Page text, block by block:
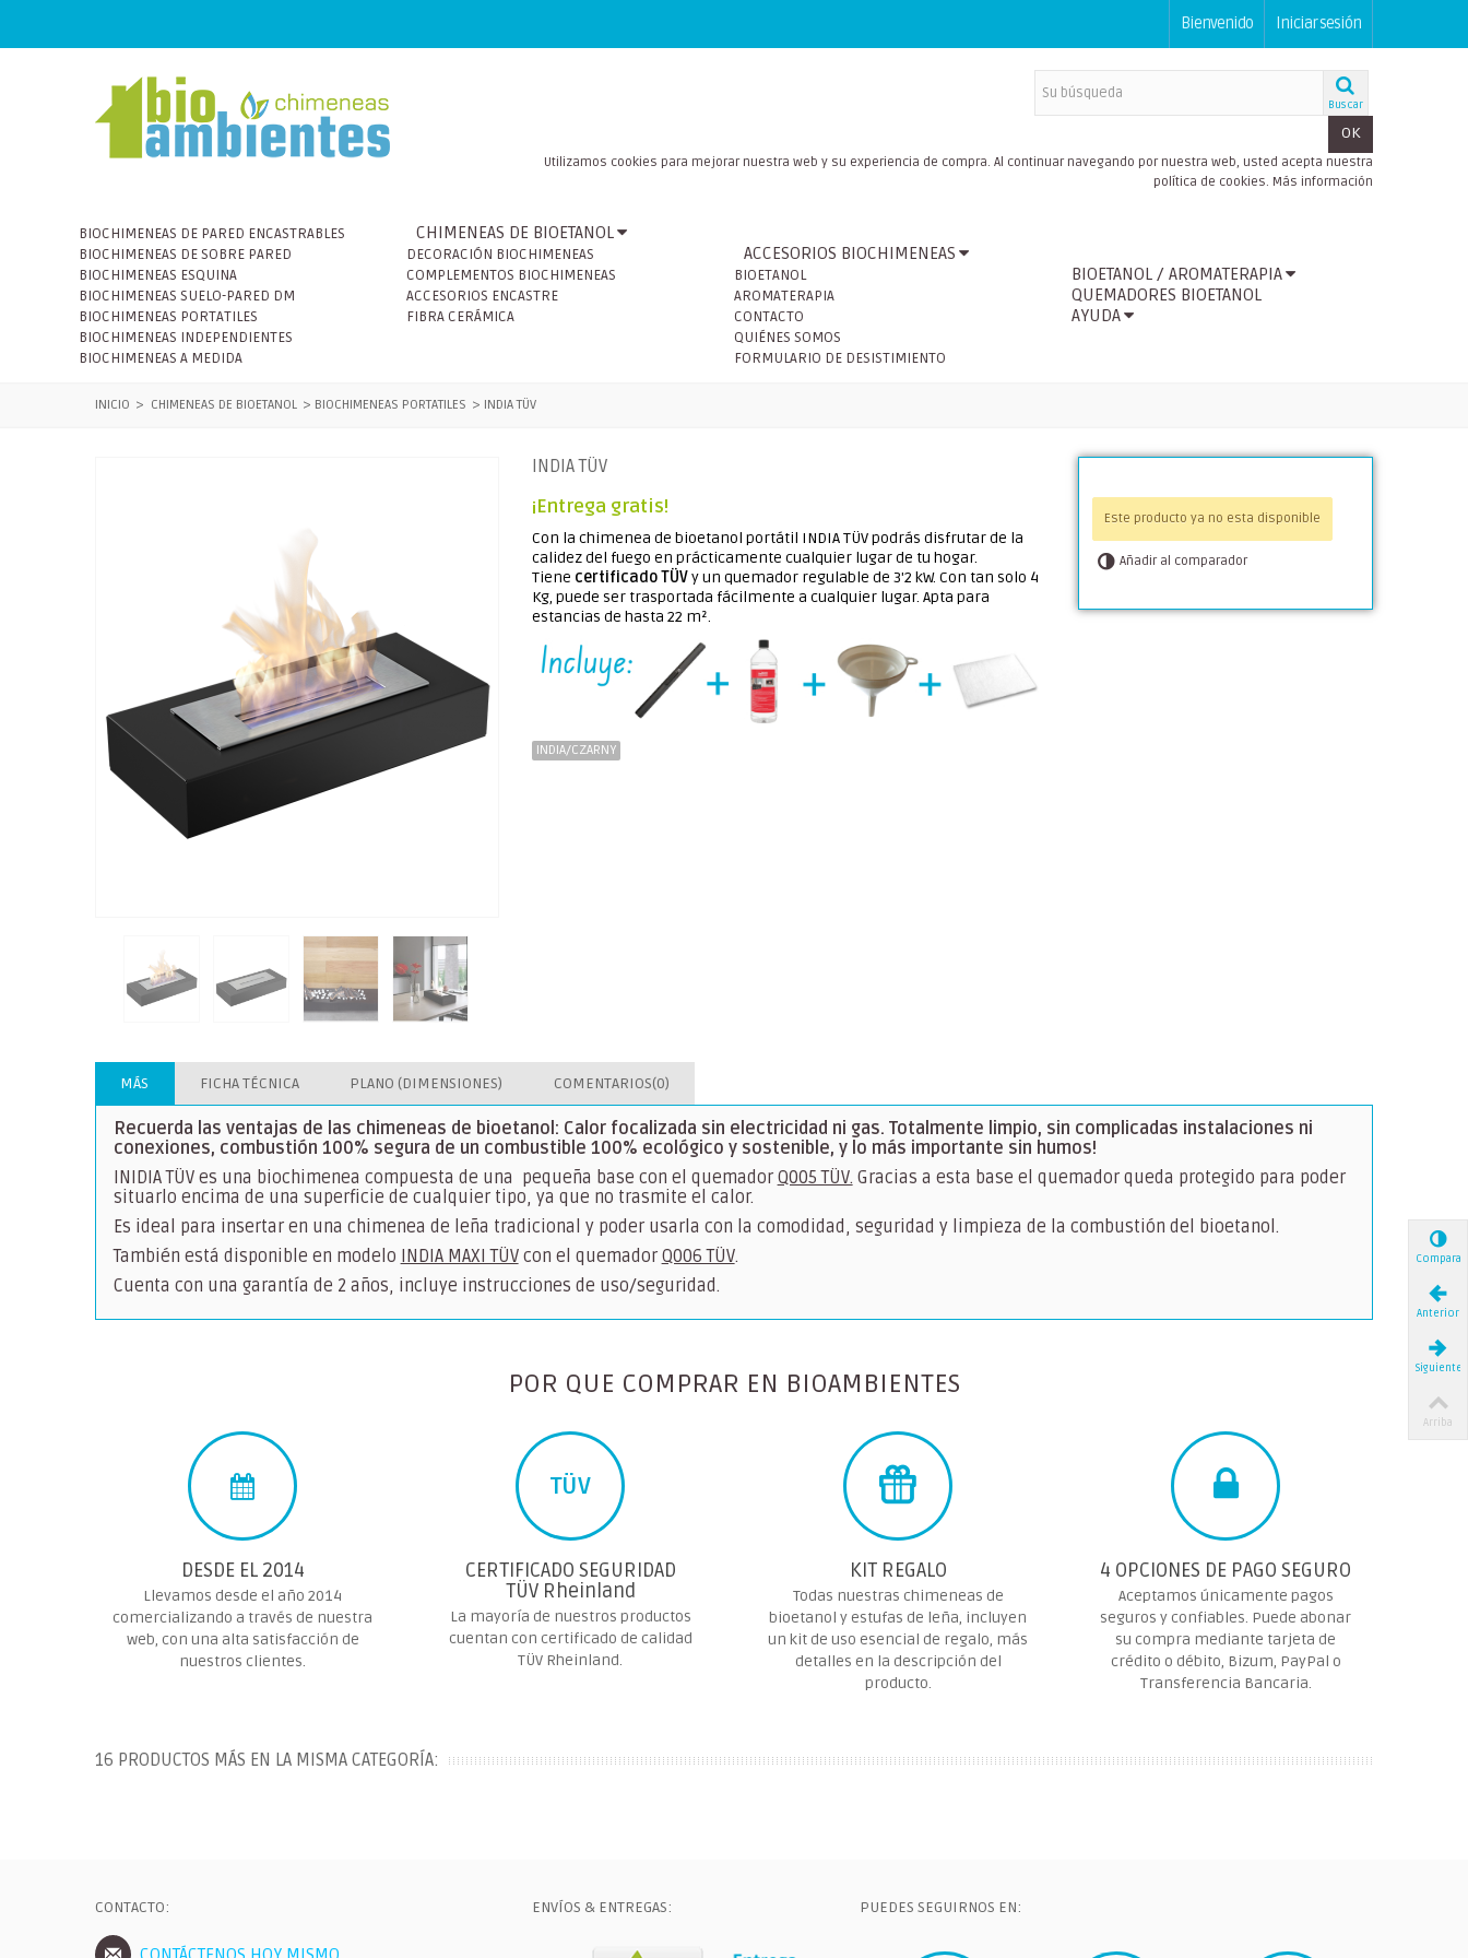
Bienvenido Iniciar sesión
Buscar
OK
Utilizamos cookies para mejorar nuestra web y su experiencia de compra. Al continuar navegando por nuestra web, usted acepta nuestra
política de cookies. Más información
CHIMENEAS DE BIOETANOL
BIOCHIMENEAS DE PARED ENCASTRABLES
BIOCHIMENEAS DE SOBRE PARED
BIOCHIMENEAS ESQUINA
BIOCHIMENEAS SUELO-PARED DM
BIOCHIMENEAS PORTATILES
BIOCHIMENEAS INDEPENDIENTES
BIOCHIMENEAS A MEDIDA
ACCESORIOS BIOCHIMENEAS
DECORACIÓN BIOCHIMENEAS
COMPLEMENTOS BIOCHIMENEAS
ACCESORIOS ENCASTRE
FIBRA CERÁMICA
BIOETANOL / AROMATERAPIA
BIOETANOL
AROMATERAPIA
QUEMADORES BIOETANOL
AYUDA
CONTACTO
QUIÉNES SOMOS
FORMULARIO DE DESISTIMIENTO
INICIO > CHIMENEAS DE BIOETANOL > BIOCHIMENEAS PORTATILES > INDIA TÜV
INDIA TÜV
¡Entrega gratis!
Con la chimenea de bioetanol portátil INDIA TÜV podrás disfrutar de la
calidez del fuego en prácticamente cualquier lugar de tu hogar.
Tiene certificado TÜVy un quemador regulable de 3'2 kW. Con tan solo 4
Kg, puede ser trasportada fácilmente a cualquier lugar. Apta para
estancias de hasta 22 m².
INDIA/CZARNY
Este producto ya no esta disponible
Añadir al comparador
MÁS FICHA TÉCNICA PLANO (DIMENSIONES) COMENTARIOS(0)
Recuerda las ventajas de las chimeneas de bioetanol: Calor focalizada sin electricidad ni gas. Totalmente limpio, sin complicadas instalaciones ni
conexiones, combustión 100% segura de un combustible 100% ecológico y sostenible, y lo más importante sin humos!
INIDIA TÜV es una biochimenea compuesta de una pequeña base con el quemador Q005 TÜV. Gracias a esta base el quemador queda protegido para poder
situarlo encima de una superficie de cualquier tipo, ya que no trasmite el calor.
Es ideal para insertar en una chimenea de leña tradicional y poder usarla con la comodidad, seguridad y limpieza de la combustión del bioetanol.
También está disponible en modelo INDIA MAXI TÜVcon el quemador Q006 TÜV.
Cuenta con una garantía de 2 años, incluye instrucciones de uso/seguridad.
POR QUE COMPRAR EN BIOAMBIENTES
DESDE EL 2014
Llevamos desde el año 2014
comercializando a través de nuestra
web, con una alta satisfacción de
nuestros clientes.
TÜV
CERTIFICADO SEGURIDAD
TÜV Rheinland
La mayoría de nuestros productos
cuentan con certificado de calidad
TÜV Rheinland.
KIT REGALO
Todas nuestras chimeneas de
bioetanol y estufas de leña, incluyen
un kit de uso esencial de regalo, más
detalles en la descripción del
producto.
4 OPCIONES DE PAGO SEGURO
Aceptamos únicamente pagos
seguros y confiables. Puede abonar
su compra mediante tarjeta de
crédito o débito, Bizum, PayPal o
Transferencia Bancaria.
16 PRODUCTOS MÁS EN LA MISMA CATEGORÍA:
CONTACTO: ENVÍOS & ENTREGAS: PUEDES SEGUIRNOS EN:
Comparar
Anterior
Siguiente
Arriba